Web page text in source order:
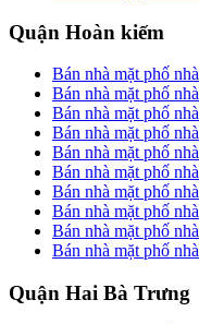
Quận Hoàn kiếm
Bán nhà mặt phố
Bán nhà mặt phố
Bán nhà mặt phố
Bán nhà mặt phố
Bán nhà mặt phố
Bán nhà mặt phố
Bán nhà mặt phố
Bán nhà mặt phố
Bán nhà mặt phố
Bán nhà mặt phố
Quận Hai Bà Trưng